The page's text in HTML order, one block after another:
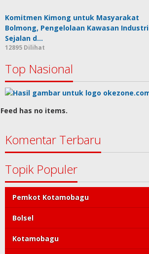
Komitmen Kimong untuk Masyarakat
Bolmong, Pengelolaan Kawasan Industri
Sejalan d…
12895 Dilihat
Top Nasional
Feed has no items.
Komentar Terbaru
Topik Populer
Pemkot Kotamobagu
Bolsel
Kotamobagu